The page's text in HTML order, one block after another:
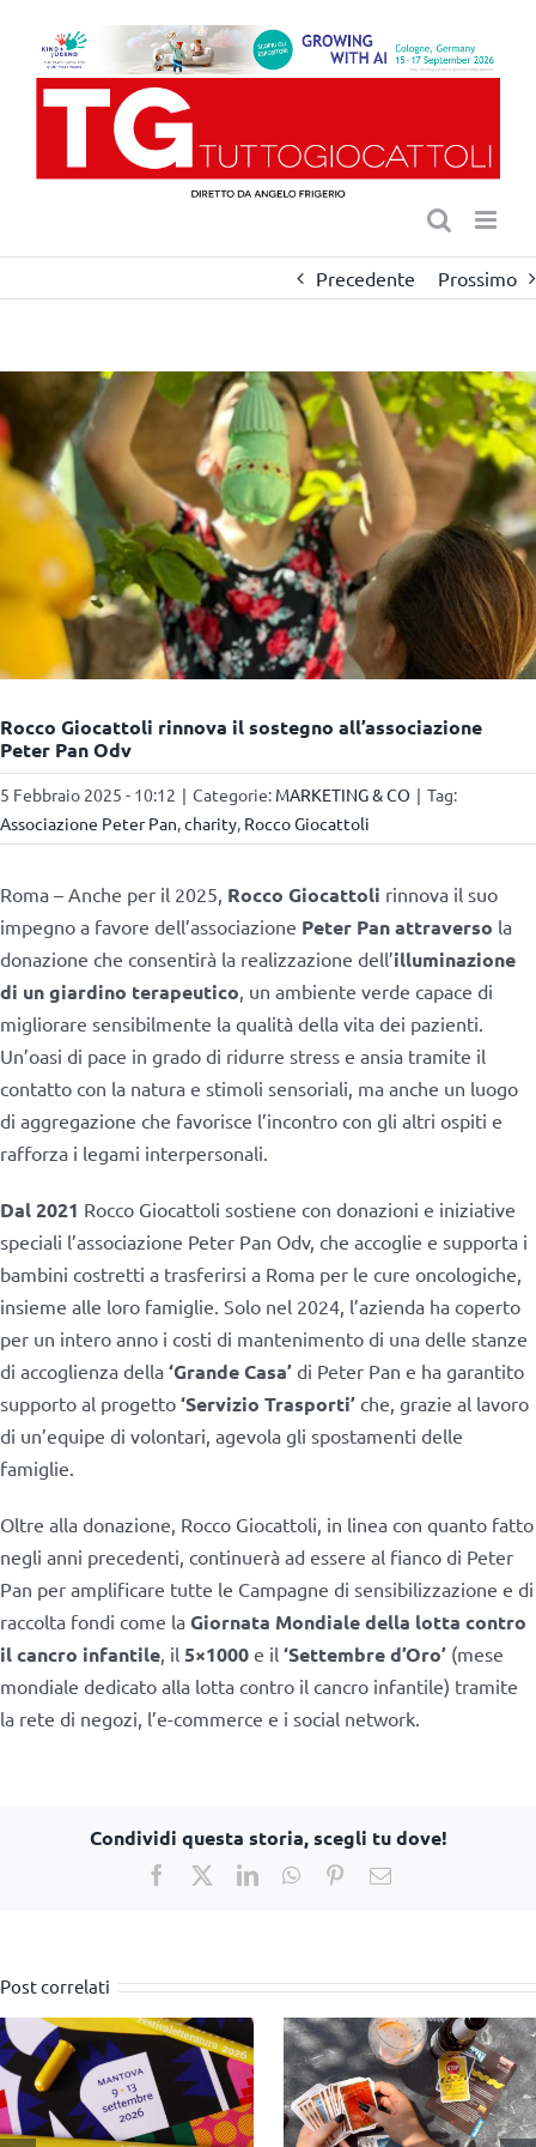
contenuto
Precedente Prossimo
Rocco Giocattoli rinnova il sostegno all’associazione
Peter Pan Odv
5 Febbraio 2025 - 10:12 | Categorie: MARKETING & CO | Tag:
Associazione Peter Pan,charity, Rocco Giocattoli
Roma – Anche per il 2025, Rocco Giocattoli rinnova il suo
impegno a favore dell’associazione Peter Pan attraverso la
donazione che consentirà la realizzazione dell’illuminazione
di un giardino terapeutico, un ambiente verde capace di
migliorare sensibilmente la qualità della vita dei pazienti.
Un’oasi di pace in grado di ridurre stress e ansia tramite il
contatto con la natura e stimoli sensoriali, ma anche un luogo
di aggregazione che favorisce l’incontro con gli altri ospiti e
rafforza i legami interpersonali.
Dal 2021 Rocco Giocattoli sostiene con donazioni e iniziative
speciali l’associazione Peter Pan Odv, che accoglie e supporta i
bambini costretti a trasferirsi a Roma per le cure oncologiche,
insieme alle loro famiglie. Solo nel 2024, l’azienda ha coperto
per un intero anno i costi di mantenimento di una delle stanze
di accoglienza della ‘Grande Casa’ di Peter Pan e ha garantito
supporto al progetto ‘Servizio Trasporti’ che, grazie al lavoro
di un’equipe di volontari, agevola gli spostamenti delle
famiglie.
Oltre alla donazione, Rocco Giocattoli, in linea con quanto fatto
negli anni precedenti, continuerà ad essere al fianco di Peter
Pan per amplificare tutte le Campagne di sensibilizzazione e di
raccolta fondi come la Giornata Mondiale della lotta contro
il cancro infantile, il 5×1000 e il ‘Settembre d’Oro’ (mese
mondiale dedicato alla lotta contro il cancro infantile) tramite
la rete di negozi, l’e-commerce e i social network.
Condividi questa storia, scegli tu dove!
Facebook
X LinkedInWhatsApp
PinterestEmail
Post correlati